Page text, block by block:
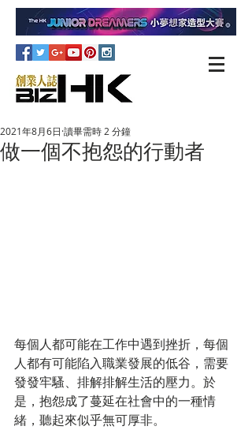
做一個不抱怨的行動者
2021年8月6日 讀畢需時 2 分鐘
每個人都可能在工作中遇到挫折，每個
人都有可能陷入職業發展的低谷，需要
發發牢騷、排解排解生活的壓力。於
是，抱怨成了蔓延在社會中的一種情
緒，聽起來似乎無可厚非。